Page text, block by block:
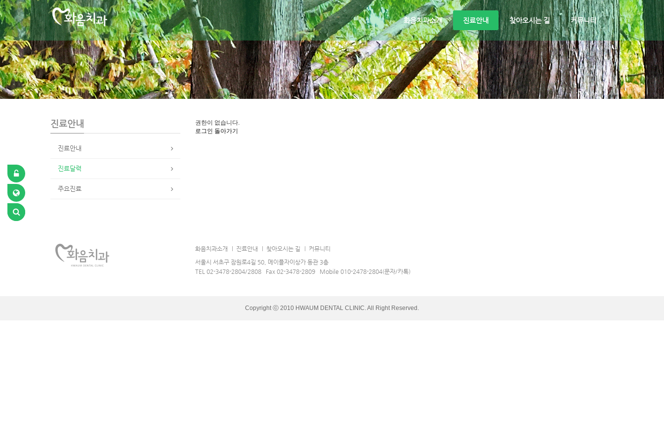
화음치과소개 진료안내 찾아오시는 길 커뮤니티
S
u
b
r
o
m
o
t
i
진료안내
진료안내
진료달력
주요진료
권한이 없습니다.
로그인 돌아가기
화음치과소개 진료안내 찾아오시는 길
커뮤니티
서울시 서초구 잠원로4길 50, 메이플자이상가 동관 3층
TEL 02-3478-2804/2808 Fax 02-3478-2809 Mobile 010-2478-2804(문자/카톡)
Copyright ⓒ 2010 HWAUM DENTAL CLINIC. All Right Reserved.